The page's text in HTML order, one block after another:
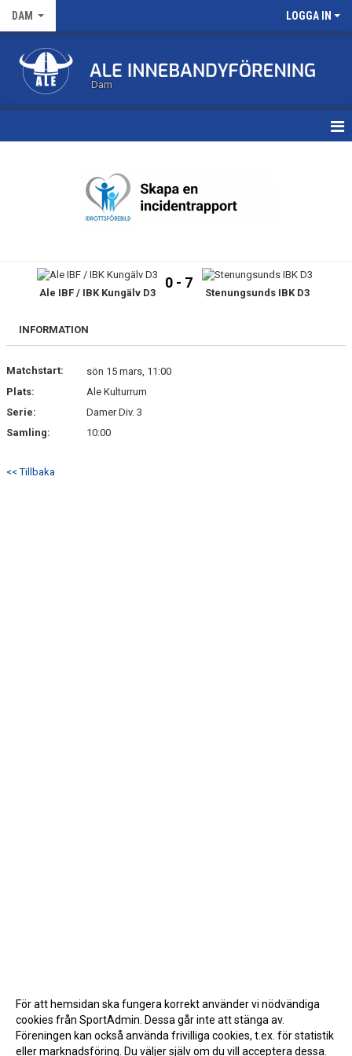
DAM LOGGA IN
Dam
NYHETSARKIV
Ale IBF / IBK Kungälv D3
0 - 7
Stenungsunds IBK D3
INFORMATION
Matchstart:
sön 15 mars, 11:00
Plats:
Ale Kulturrum
Serie:
Damer Div. 3
Samling:
10:00
<< Tillbaka
För att hemsidan ska fungera korrekt använder vi nödvändiga
cookies från SportAdmin. Dessa går inte att stänga av.
Föreningen kan också använda frivilliga cookies, t.ex. för statistik
eller marknadsföring. Du väljer själv om du vill acceptera dessa.